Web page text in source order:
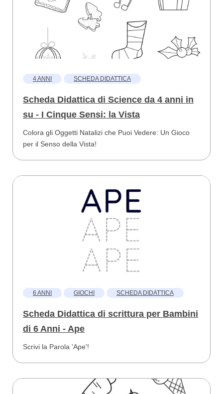
4 ANNI SCHEDA DIDATTICA
Scheda Didattica di Science da 4 anni in
su - I Cinque Sensi: la Vista
Colora gli Oggetti Natalizi che Puoi Vedere: Un Gioco
per il Senso della Vista!
6 ANNI GIOCHI SCHEDA DIDATTICA
Scheda Didattica di scrittura per Bambini
di 6 Anni - Ape
Scrivi la Parola 'Ape'!